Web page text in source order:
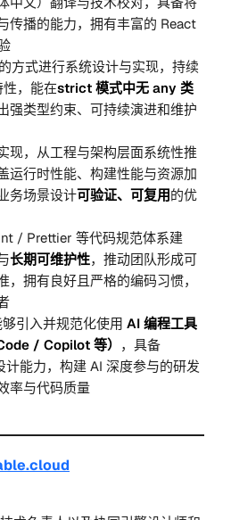
传播的能力，拥有丰富的 React
的方式进行系统设计与实现，持续
，能在strict 模式中无 any 类
强类型约束、可持续演进和维护
现，从工程与架构层面系统性推
运行时性能、构建性能与资源加
务场景设计可验证、可复用的优
/ Prettier 等代码规范体系建
长期可维护性，推动团队形成可
，拥有良好且严格的编码习惯，
引入并规范化使用 AI 编程工具
/ Copilot 等） ，具备
能力，构建 AI 深度参与的研发
率与代码质量